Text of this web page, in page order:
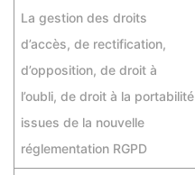
La gestion des droits
d’accès, de rectification,
d’opposition, de droit à
l’oubli, de droit à la portabilité
issues de la nouvelle
réglementation RGPD